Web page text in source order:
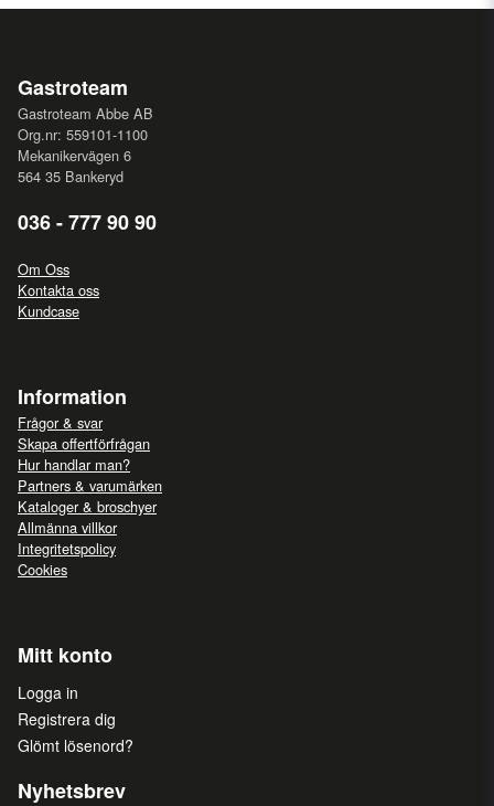
Gastroteam
Gastroteam Abbe AB
Org.nr: 559101-1100
Mekanikervägen 6
564 35 Bankeryd
036 - 777 90 90
Om Oss
Kontakta oss
Kundcase
Information
Frågor & svar
Skapa offertförfrågan
Hur handlar man?
Partners & varumärken
Kataloger & broschyer
Allmänna villkor
Integritetspolicy
Cookies
Mitt konto
Logga in
Registrera dig
Glömt lösenord?
Nyhetsbrev